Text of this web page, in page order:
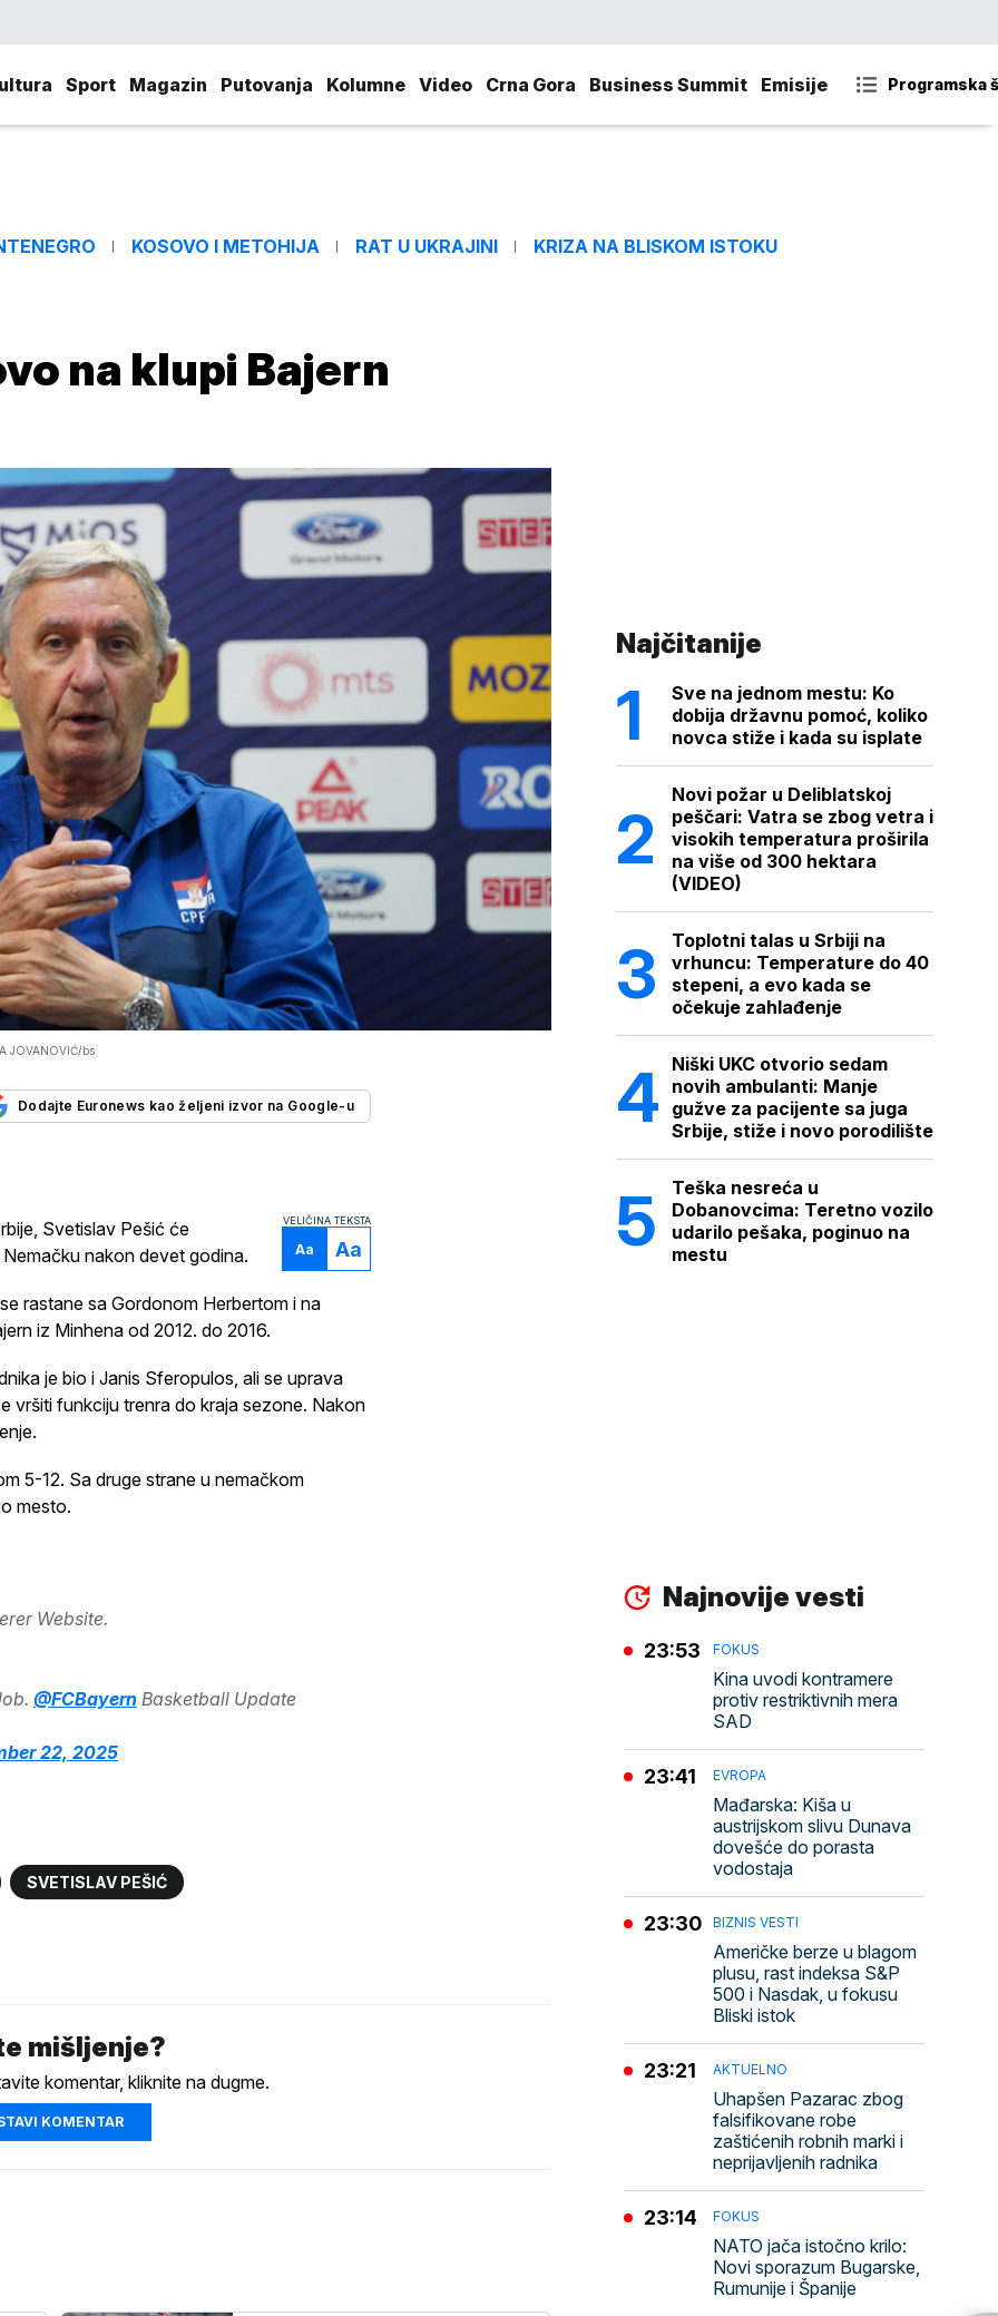
Sport Magazin Putovanja Kolumne Video Crna Gora Business Summit Emisije Programska
KOSOVO I METOHIJA RAT U UKRAJINI KRIZA NA BLISKOM ISTOKU
na klupi Bajern
JOVANOVIĆ/bs
Dodajte Euronews kao željeni izvor na Google-u
VELIČINA TEKSTA
Aa Aa
Svetislav Pešić će
nakon devet godina.
rastane sa Gordonom Herbertom i na
iz Minhena od 2012. do 2016.
je bio i Janis Sferopulos, ali se uprava
vršiti funkciju trenra do kraja sezone. Nakon
5-12. Sa druge strane u nemačkom
mesto.
Website.
@FCBayern Basketball Update
22, 2025
SVETISLAV PEŠIĆ
mišljenje?
komentar, kliknite na dugme.
KOMENTAR
Najčitanije
Sve na jednom mestu: Ko
dobija državnu pomoć, koliko
novca stiže i kada su isplate
Novi požar u Deliblatskoj
peščari: Vatra se zbog vetra i
visokih temperatura proširila
na više od 300 hektara
(VIDEO)
Toplotni talas u Srbiji na
vrhuncu: Temperature do 40
stepeni, a evo kada se
očekuje zahlađenje
Niški UKC otvorio sedam
novih ambulanti: Manje
gužve za pacijente sa juga
Srbije, stiže i novo porodilište
Teška nesreća u
Dobanovcima: Teretno vozilo
udarilo pešaka, poginuo na
mestu
Najnovije vesti
FOKUS
Kina uvodi kontramere
protiv restriktivnih mera
SAD
23:53
EVROPA
Mađarska: Kiša u
austrijskom slivu Dunava
dovešće do porasta
vodostaja
23:41
BIZNIS VESTI
Američke berze u blagom
plusu, rast indeksa S&P
500 i Nasdak, u fokusu
Bliski istok
23:30
AKTUELNO
Uhapšen Pazarac zbog
falsifikovane robe
zaštićenih robnih marki i
neprijavljenih radnika
23:21
FOKUS
NATO jača istočno krilo:
Novi sporazum Bugarske,
Rumunije i Španije
23:14